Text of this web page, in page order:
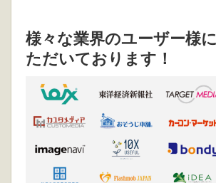
様々な業界のユーザー様
ただいております！